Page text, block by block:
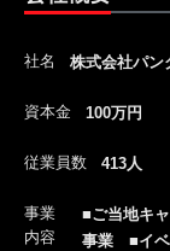
社名 株式会社パン
資本金 100万円
従業員数 413人
事業
内容
■ご当地キ
事業 ■イベ